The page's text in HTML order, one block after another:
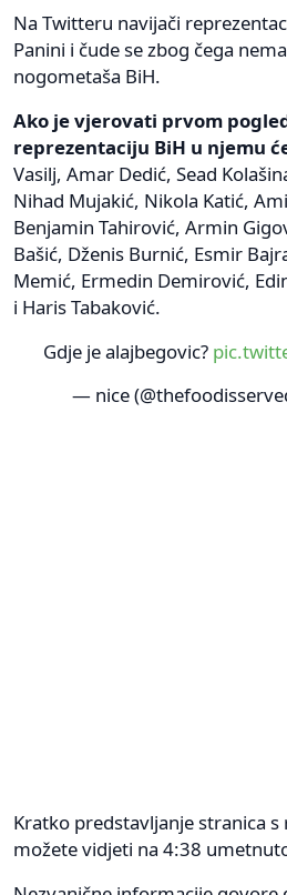
Na Twitteru navijači
Panini i čude se zbog čega
nogometaša BiH.
Ako je vjerovati prvom
reprezentaciju BiH u njemu
Vasilj, Amar Dedić, Sead
Nihad Mujakić, Nikola Katić,
Benjamin Tahirović, Armin
Bašić, Dženis Burnić, Esmir
Memić, Ermedin Demirović,
i Haris Tabaković.
Gdje je alajbegovic?
— nice
Kratko predstavljanje stranica
možete vidjeti na 4:38